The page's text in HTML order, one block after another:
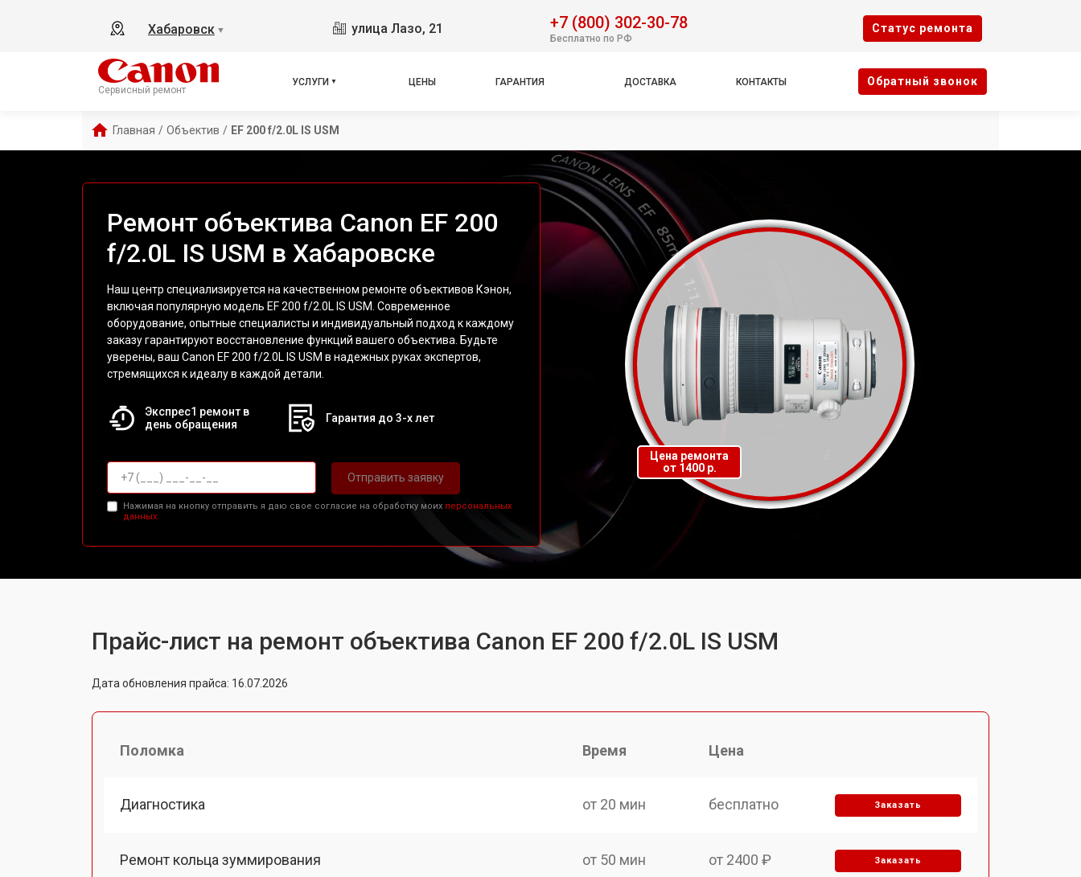
Хабаровск ▼ улица Лазо, 21 +7 (800) 302-30-78
Бесплатно по РФ
Cтатус ремонта
Сервисный ремонт
УСЛУГИ ЦЕНЫ ГАРАНТИЯ ДОСТАВКА КОНТАКТЫ Oбратный звонок
Главная / Объектив / EF 200 f/2.0L IS USM
Ремонт объектива Canon EF 200
f/2.0L IS USM в Хабаровске
Наш центр специализируется на качественном ремонте объективов Кэнон,
включая популярную модель EF 200 f/2.0L IS USM. Современное
оборудование, опытные специалисты и индивидуальный подход к каждому
заказу гарантируют восстановление функций вашего объектива. Будьте
уверены, ваш Canon EF 200 f/2.0L IS USM в надежных руках экспертов,
стремящихся к идеалу в каждой детали.
Экспрес1 ремонт в
день обращения
Гарантия до 3-х лет
Отправить заявку
Нажимая на кнопку отправить я даю свое согласие на обработку моих персональных
данных.
Цена ремонта
от 1400 р.
Прайс-лист на ремонт объектива Canon EF 200 f/2.0L IS USM
Дата обновления прайса: 16.07.2026
Поломка Время Цена
Диагностика от 20 мин бесплатно Заказать
Ремонт кольца зуммирования от 50 мин от 2400 ₽ Заказать